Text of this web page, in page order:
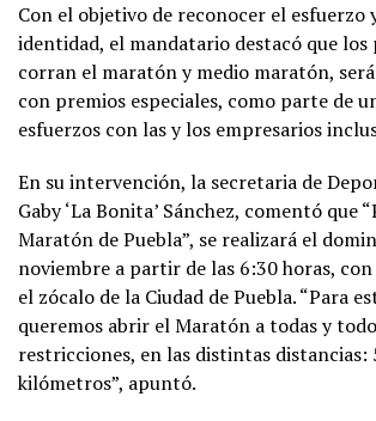
Con el objetivo de reconocer el esfuerzo
identidad, el mandatario destacó que los
corran el maratón y medio maratón,
con premios especiales, como parte de
esfuerzos con las y los empresarios
En su intervención, la secretaria de
Gaby ‘La Bonita’ Sánchez, comentó que
Maratón de Puebla”, se realizará el
noviembre a partir de las 6:30 horas,
el zócalo de la Ciudad de Puebla. “Para
queremos abrir el Maratón a todas y
restricciones, en las distintas distancias:
kilómetros”, apuntó.